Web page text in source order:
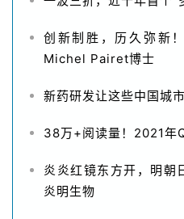
创新制胜，历久弥新
Michel Pairet博士
新药研发让这些中国城
38万+阅读量！2021年
炎炎红镜东方开，明
炎明生物